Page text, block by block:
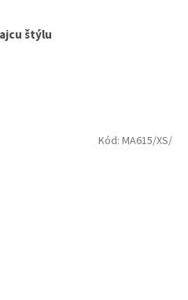
štýlu
Kód: MA615/XS/